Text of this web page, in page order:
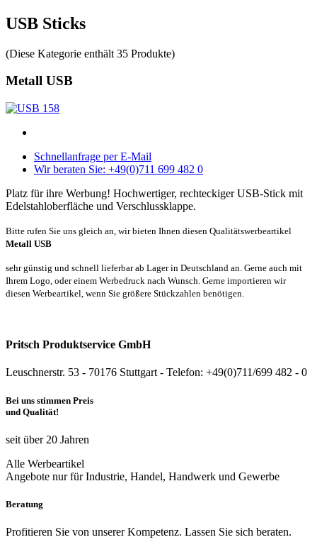
USB Sticks
(Diese Kategorie enthält 35 Produkte)
Metall USB
Schnellanfrage per E-Mail
Wir beraten Sie: +49(0)711 699 482 0
Platz für ihre Werbung! Hochwertiger, rechteckiger USB-Stick mit
Edelstahloberfläche und Verschlussklappe.
Bitte rufen Sie uns gleich an, wir bieten Ihnen diesen Qualitätswerbeartikel
Metall USB
sehr günstig und schnell lieferbar ab Lager in Deutschland an. Gerne auch mit
Ihrem Logo, oder einem Werbedruck nach Wunsch. Gerne importieren wir
diesen Werbeartikel, wenn Sie größere Stückzahlen benötigen.
Pritsch Produktservice GmbH
Leuschnerstr. 53 - 70176 Stuttgart - Telefon: +49(0)711/699 482 - 0
Bei uns stimmen Preis
und Qualität!
seit über 20 Jahren
Alle Werbeartikel
Angebote nur für Industrie, Handel, Handwerk und Gewerbe
Beratung
Profitieren Sie von unserer Kompetenz. Lassen Sie sich beraten.